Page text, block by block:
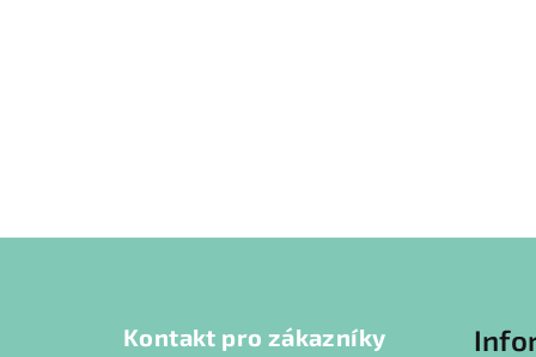
Kontakt pro zákazníky